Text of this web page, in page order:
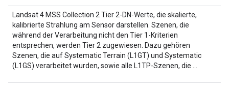
Landsat 4 MSS Collection 2 Tier 2-DN-Werte, die skalierte,
kalibrierte Strahlung am Sensor darstellen. Szenen, die
während der Verarbeitung nicht den Tier 1-Kriterien
entsprechen, werden Tier 2 zugewiesen. Dazu gehören
Szenen, die auf Systematic Terrain (L1GT) und Systematic
(L1GS) verarbeitet wurden, sowie alle L1TP-Szenen, die …